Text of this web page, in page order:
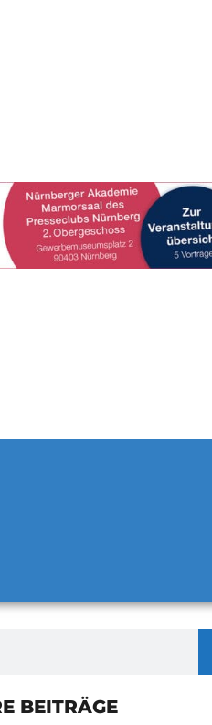
BEITRÄGE